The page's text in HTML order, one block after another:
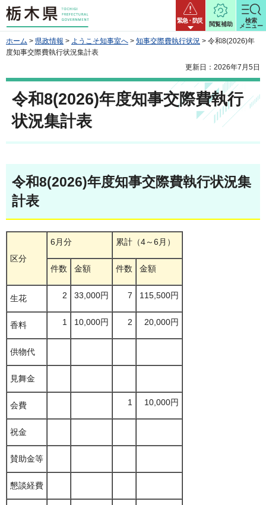
栃木県 緊急・防災
閲覧補助
検索
メニュー
ホーム > 県政情報 > ようこそ知事室へ > 知事交際費執行状況 > 令和8(2026)年
度知事交際費執行状況集計表
更新日：2026年7月5日
令和8(2026)年度知事交際費執行
状況集計表
令和8(2026)年度知事交際費執行状況集
計表
区分
6月分 累計（4～6月）
件数 金額 件数 金額
生花 2 33,000円 7 115,500円
香料 1 10,000円 2 20,000円
供物代
見舞金
会費 1 10,000円
祝金
賛助金等
懇談経費